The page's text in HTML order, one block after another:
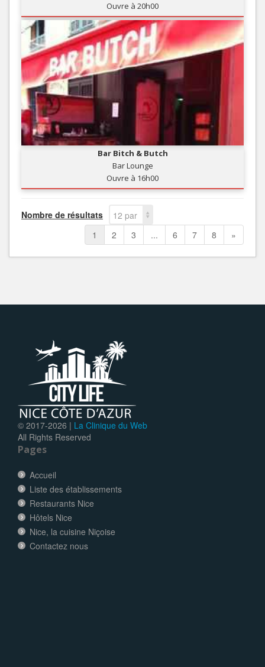
Ouvre à 20h00
Bar Bitch & Butch
Bar Lounge
Ouvre à 16h00
Nombre de résultats
12 par
page
1 2 3 ... 6 7 8 »
© 2017-2026 | La Clinique du Web
All Rights Reserved
Pages
Accueil
Liste des établissements
Restaurants Nice
Hôtels Nice
Nice, la cuisine Niçoise
Contactez nous